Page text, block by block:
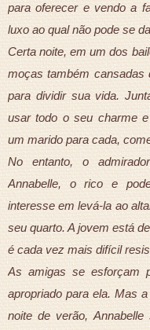
para oferecer e vendo a
luxo ao qual não pode se
Certa noite, em um dos
moças também
para dividir sua vida.
usar todo o seu charme
um marido para cada,
No entanto, o
Annabelle, o rico e
interesse em levá-la ao
seu quarto. A jovem está
é cada vez mais difícil
As amigas se esforçam
apropriado para ela. Mas
noite de verão,